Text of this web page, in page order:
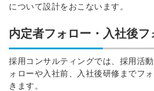
について設計をおこないます。
内定者フォロー・入社後フ
採用コンサルティングでは、採用活
ォローや入社前、入社後研修までフ
きます。